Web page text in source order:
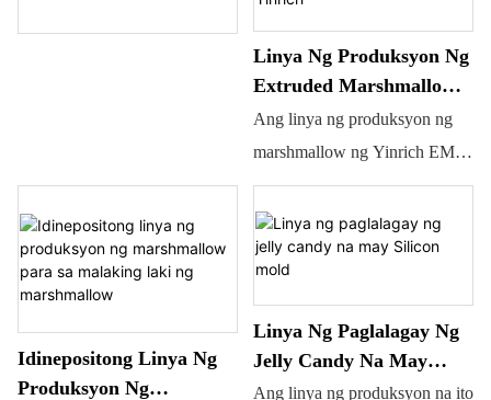
Linya Ng Produksyon Ng
Extruded Marshmallow
Na May Gitnang
Palaman - Yinrich
Ang linya ng produksyon ng
marshmallow ng Yinrich EM50
ay partikular na idinisenyo para
sa paggawa ng mga
marshmallow na may laman.
Maaari itong gumawa ng iba't
tulad ng mga produktong may
Idinepositong Linya Ng
Produksyon Ng
Linya Ng Paglalagay Ng
Jelly Candy Na May
Silicon Mold
Ang linya ng produksyon na ito